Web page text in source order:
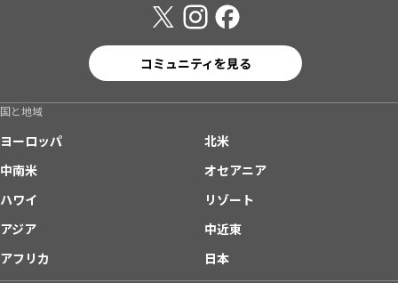
コミュニティを見る
国と地域
ヨーロッパ
北米
中南米
オセアニア
ハワイ
リゾート
アジア
中近東
アフリカ
日本